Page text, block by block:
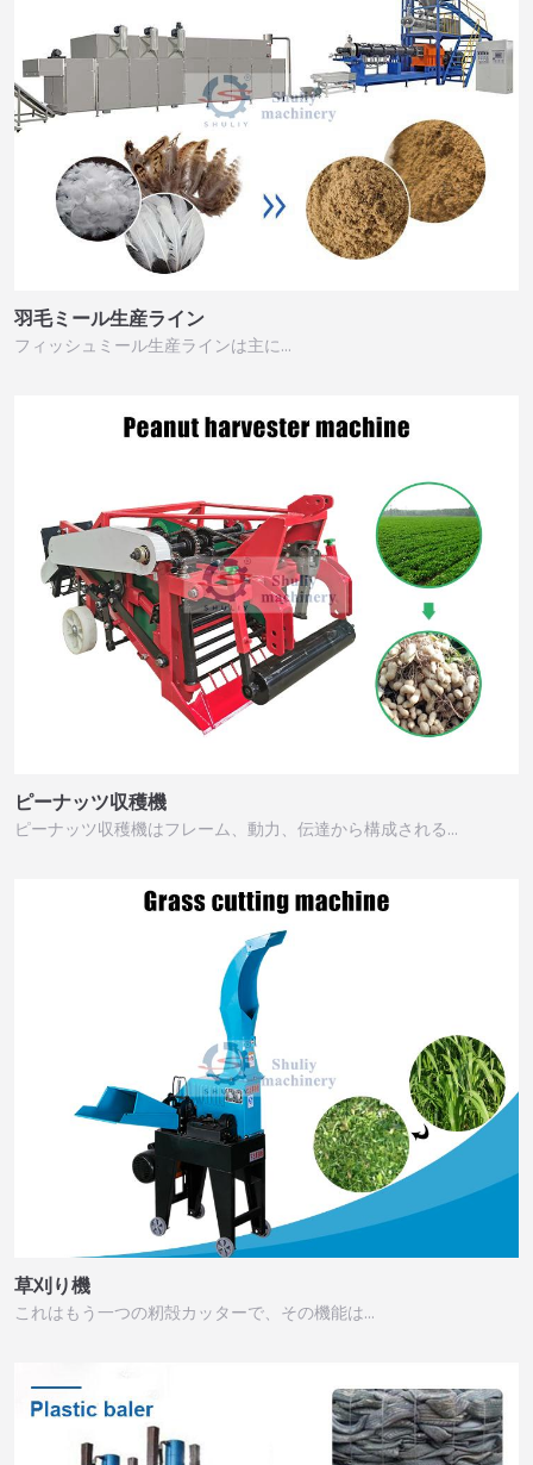
羽毛ミール生産ライン
フィッシュミール生産ラインは主に…
ピーナッツ収穫機
ピーナッツ収穫機はフレーム、動力、伝達から構成される…
草刈り機
これはもう一つの籾殻カッターで、その機能は…